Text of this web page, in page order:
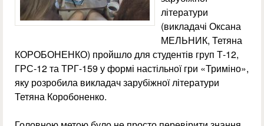
літератури
(викладачі Оксана
МЕЛЬНИК, Тетяна
КОРОБОНЕНКО) пройшло для студентів груп Т-12,
ГРС-12 та ТРГ-159 у формі настільної гри «Триміно»,
яку розробила викладач зарубіжної літератури
Тетяна Коробоненко.